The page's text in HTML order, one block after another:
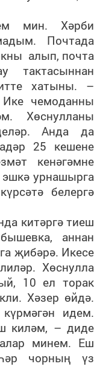
мин. Хәрби
Почтада
алып, почта
тактасыннан
хатыны. –
чемоданны
Хөснулланы
Анда да
25 кешене
кенәгәмне
эшкә урнашырга
белергә
китәргә тиеш
аннан
җибәрә. Икесе
Хөснулла
10 ел торак
Хәзер өйдә.
идем.
киләм, – диде
минем. Еш
чорның үз